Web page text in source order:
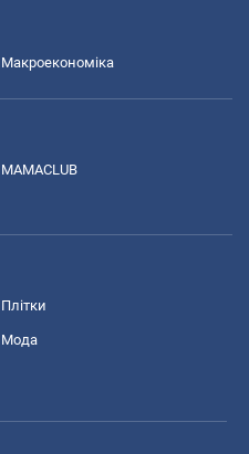
Макроекономіка
MAMACLUB
Плітки
Мода